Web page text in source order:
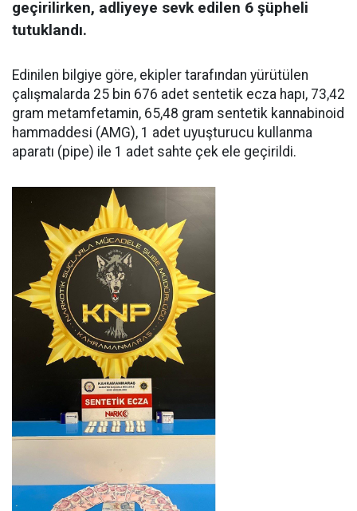
geçirilirken, adliyeye sevk edilen 6 şüpheli
tutuklandı.
Edinilen bilgiye göre, ekipler tarafından yürütülen
çalışmalarda 25 bin 676 adet sentetik ecza hapı, 73,42
gram metamfetamin, 65,48 gram sentetik kannabinoid
hammaddesi (AMG), 1 adet uyuşturucu kullanma
aparatı (pipe) ile 1 adet sahte çek ele geçirildi.